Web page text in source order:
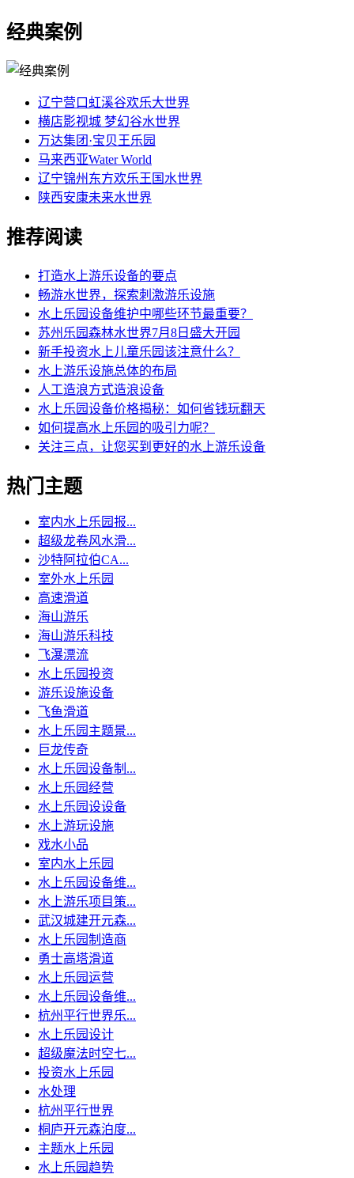
经典案例
辽宁营口虹溪谷欢乐大世界
横店影视城 梦幻谷水世界
万达集团·宝贝王乐园
马来西亚Water World
辽宁锦州东方欢乐王国水世界
陕西安康未来水世界
推荐阅读
打造水上游乐设备的要点
畅游水世界，探索刺激游乐设施
水上乐园设备维护中哪些环节最重要？
苏州乐园森林水世界7月8日盛大开园
新手投资水上儿童乐园该注意什么？
水上游乐设施总体的布局
人工造浪方式造浪设备
水上乐园设备价格揭秘：如何省钱玩翻天
如何提高水上乐园的吸引力呢？
关注三点，让您买到更好的水上游乐设备
热门主题
室内水上乐园报...
超级龙卷风水滑...
沙特阿拉伯CA...
室外水上乐园
高速滑道
海山游乐
海山游乐科技
飞瀑漂流
水上乐园投资
游乐设施设备
飞鱼滑道
水上乐园主题景...
巨龙传奇
水上乐园设备制...
水上乐园经营
水上乐园设设备
水上游玩设施
戏水小品
室内水上乐园
水上乐园设备维...
水上游乐项目策...
武汉城建开元森...
水上乐园制造商
勇士高塔滑道
水上乐园运营
水上乐园设备维...
杭州平行世界乐...
水上乐园设计
超级魔法时空七...
投资水上乐园
水处理
杭州平行世界
桐庐开元森泊度...
主题水上乐园
水上乐园趋势